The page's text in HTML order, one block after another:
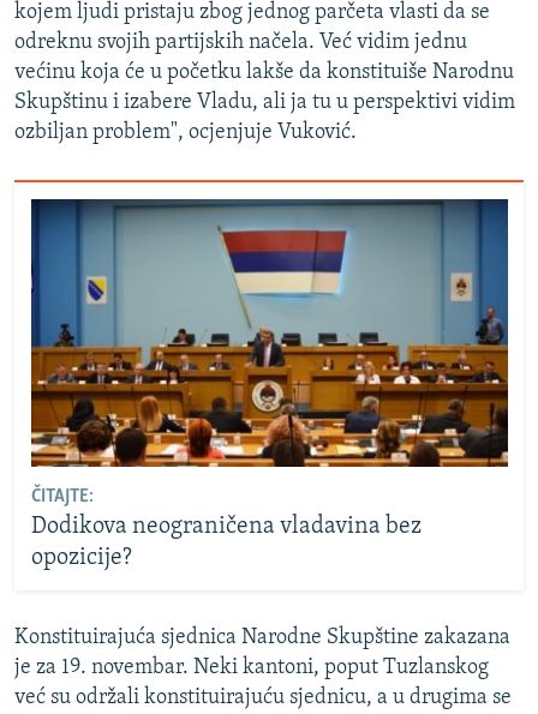
kojem ljudi pristaju zbog jednog parčeta vlasti da se
odreknu svojih partijskih načela. Već vidim jednu
većinu koja će u početku lakše da konstituiše Narodnu
Skupštinu i izabere Vladu, ali ja tu u perspektivi vidim
ozbiljan problem", ocjenjuje Vuković.
ČITAJTE:
Dodikova neograničena vladavina bez
opozicije?
Konstituirajuća sjednica Narodne Skupštine zakazana
je za 19. novembar. Neki kantoni, poput Tuzlanskog
već su održali konstituirajuću sjednicu, a u drugima se